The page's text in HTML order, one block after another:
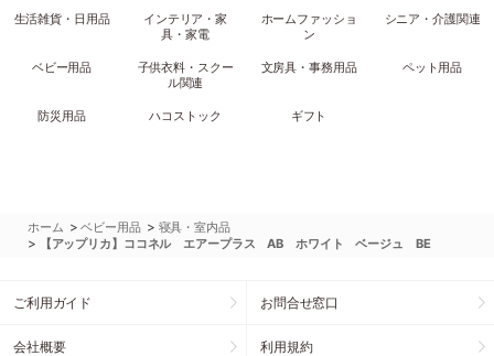
生活雑貨・日用品
インテリア・家
具・家電
ホームファッショ
ン
シニア・介護関連
ベビー用品
子供衣料・スクー
ル関連
文房具・事務用品 ペット用品
防災用品 ハコストック ギフト
ホーム >ベビー用品 > 寝具・室内品
> 【アップリカ】ココネル エアープラス AB ホワイト ベージュ BE
ご利用ガイド お問合せ窓口
会社概要 利用規約